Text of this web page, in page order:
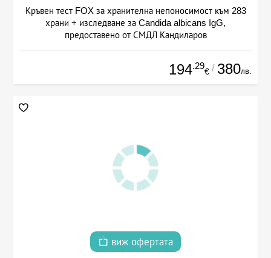
Кръвен тест FOX за хранителна непоносимост към 283
храни + изследване за Candida albicans IgG,
предоставено от СМДЛ Кандиларов
194.29
€ / 380лв.
виж офертата